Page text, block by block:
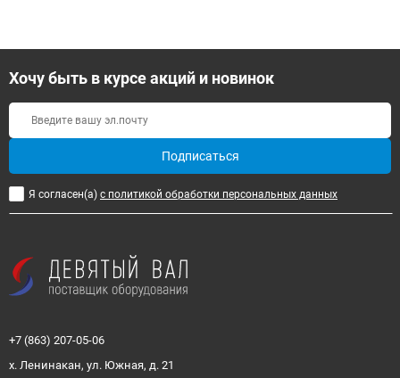
Хочу быть в курсе акций и новинок
Подписаться
Я согласен(a) с политикой обработки персональных данных
+7 (863) 207-05-06
х. Ленинакан, ул. Южная, д. 21